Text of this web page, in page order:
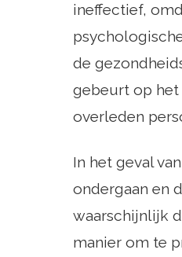
ineffectief,
de
gebeurt op het
overleden
In het geval
ondergaan en
waarschijnlijk
manier om te